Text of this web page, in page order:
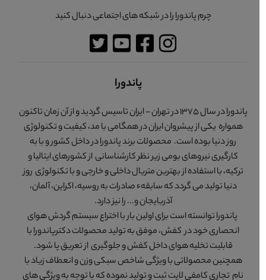
چرم پاندورا را در شبکه های اجتماعی دنبال کنید
پاندورا
پاندورا در سال 1375 در تهران - ایران تاسیس گردید و از آن زمان تاکنون
همواره یکی از پیشروان ایران در همگامی با مد، کیفیت و تکنولوژی
روز دنیا بوده است. محصولات برند پاندورا در داخل کشور و با به
کارگیری نیروهای بومی زیر نظر کارشناسانی از کشورهای ایتالیا و
ترکیه، با استفاده از بهترین متریال داخلی و خارجی و با تکنولوژی روز
دنیا تولید می گردد که سابقهء صادرات به روسیه، اکراین، آلمان،
آذربایجان و... را نیز دارد.
پاندورا توانسته است برای اولین بار با اختراع سیستم گردش هوای
انحصاری خود در کفش، موفق به تولید محصولات دکترپاندورا با
قابلیت تخلیه هوای داخل کفش و جلوگیری از تعریق پا شود.
همچنین محصولاتی با ویژگی شاخص سبکی وزن و انعطاف زیاد با
نام تجاری کامفی لایت ثبت و تولید نموده که با توجه به ویژگی های